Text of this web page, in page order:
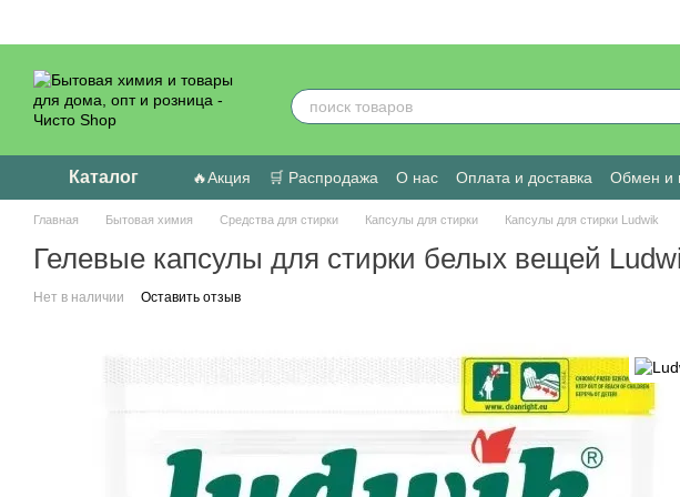
Каталог 🔥Акция 🛒 Распродажа О нас Оплата и доставка Обмен и
Пользовательское соглашение
Отзывы о магазине
Главная Бытовая химия Средства для стирки Капсулы для стирки Капсулы для стирки Ludwik
Гелевые капсулы для стирки белых вещей
Нет в наличии Оставить отзыв